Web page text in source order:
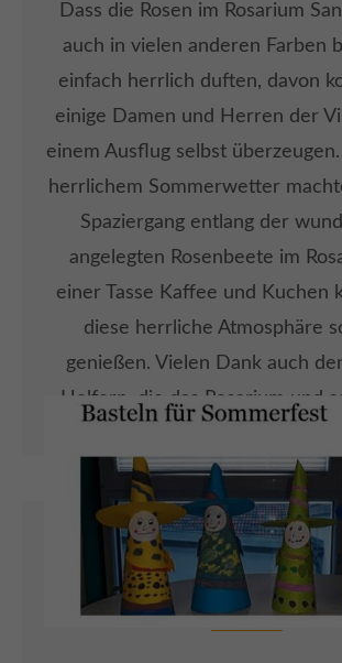
Dass die Rosen im Rosarium
auch in vielen anderen Farben
einfach herrlich duften, davon
einige Damen und Herren der
einem Ausflug selbst
herrlichem Sommerwetter
Spaziergang entlang der
angelegten Rosenbeete im
einer Tasse Kaffee und Kuchen
diese herrliche Atmosphäre
genießen. Vielen Dank auch
Helfern, die das Rosarium und
Wir kommen gern
ARTIKEL LESEN